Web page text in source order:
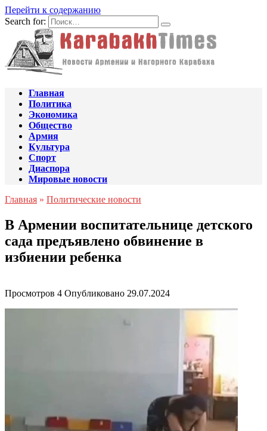
Перейти к содержанию
Search for:
Главная
Политика
Экономика
Общество
Армия
Культура
Спорт
Диаспора
Мировые новости
Главная » Политические новости
В Армении воспитательнице детского
сада предъявлено обвинение в
избиении ребенка
Просмотров 4 Опубликовано 29.07.2024